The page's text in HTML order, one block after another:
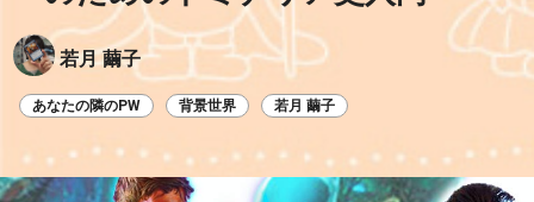
若月 繭子
あなたの隣のPW 背景世界 若月 繭子